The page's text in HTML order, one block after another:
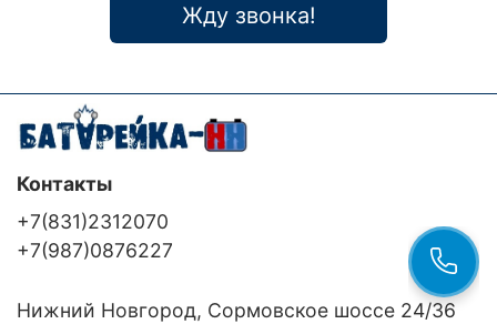
Жду звонка!
Контакты
+7(831)2312070
+7(987)0876227
Нижний Новгород, Сормовское шоссе 24/36